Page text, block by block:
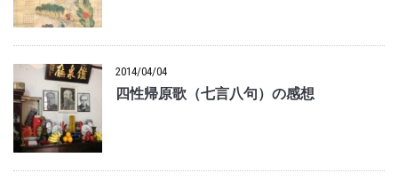
2014/04/04
四性帰原歌（七言八句）の感想